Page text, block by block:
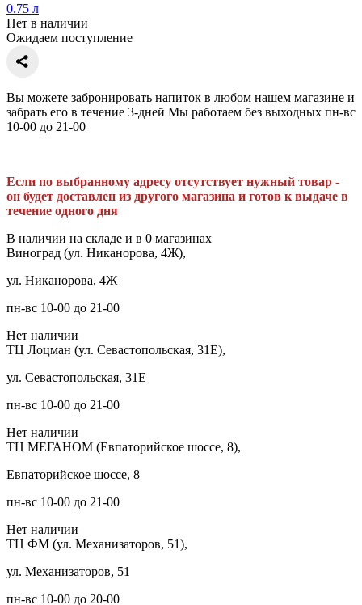
0.75 л
Нет в наличии
Ожидаем поступление
Вы можете забронировать напиток в любом нашем магазине и
забрать его в течение 3-дней Мы работаем без выходных пн-вс
10-00 до 21-00
Если по выбранному адресу отсутствует нужный товар -
он будет доставлен из другого магазина и готов к выдаче в
течение одного дня
В наличии на складе и в 0 магазинах
Виноград (ул. Никанорова, 4Ж),
ул. Никанорова, 4Ж
пн-вс 10-00 до 21-00
Нет наличии
ТЦ Лоцман (ул. Севастопольская, 31Е),
ул. Севастопольская, 31Е
пн-вс 10-00 до 21-00
Нет наличии
ТЦ МЕГАНОМ (Евпаторийское шоссе, 8),
Евпаторийское шоссе, 8
пн-вс 10-00 до 21-00
Нет наличии
ТЦ ФМ (ул. Механизаторов, 51),
ул. Механизаторов, 51
пн-вс 10-00 до 20-00